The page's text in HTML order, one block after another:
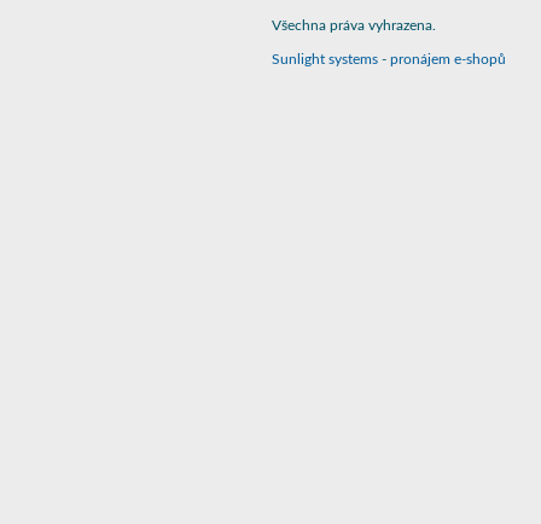
Všechna práva vyhrazena.
Sunlight systems - pronájem e-shopů